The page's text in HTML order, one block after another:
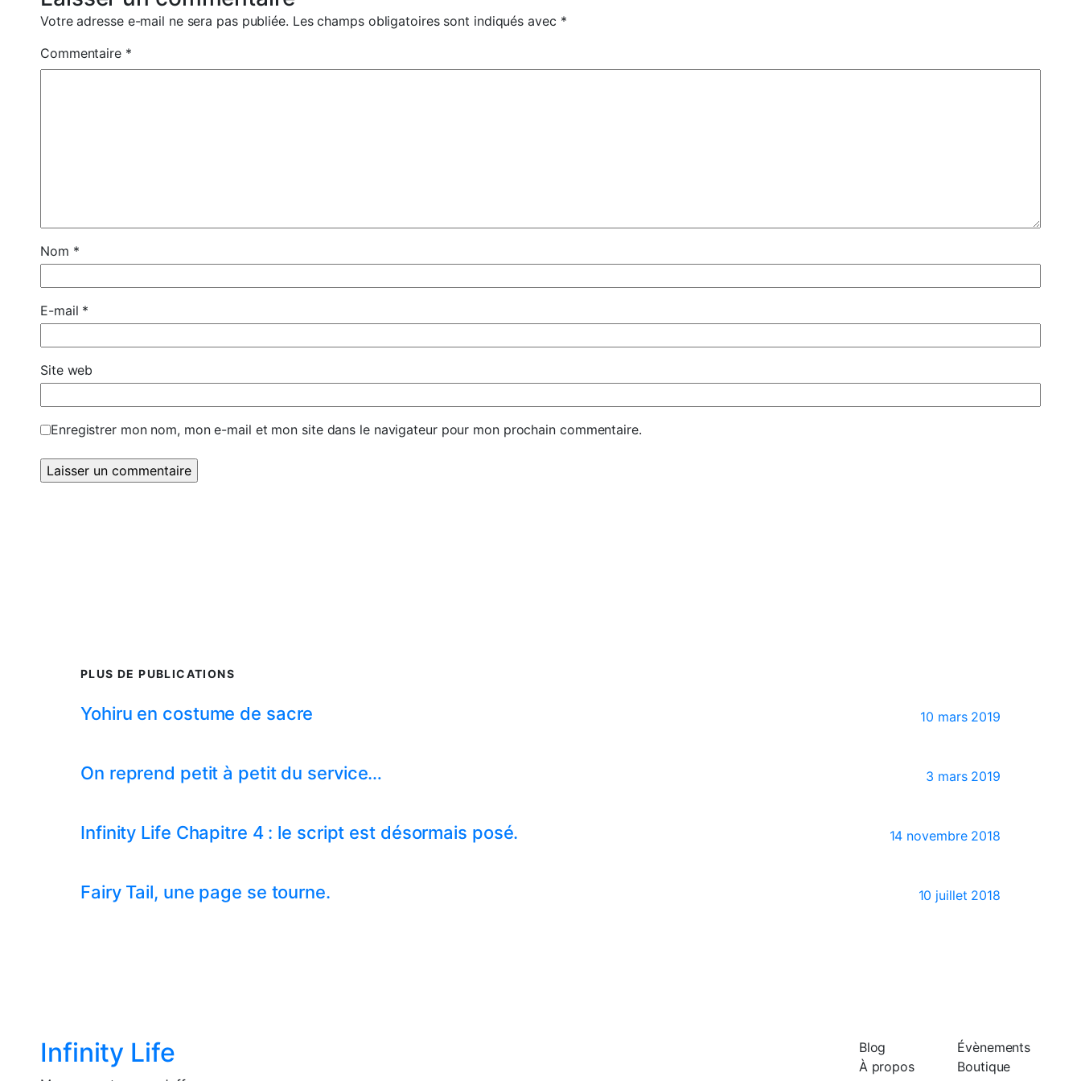
Votre adresse e-mail ne sera pas publiée. Les champs obligatoires sont indiqués avec *
Commentaire *
Nom *
E-mail *
Site web
Enregistrer mon nom, mon e-mail et mon site dans le navigateur pour mon prochain commentaire.
PLUS DE PUBLICATIONS
Yohiru en costume de sacre 10 mars 2019
On reprend petit à petit du service… 3 mars 2019
Infinity Life Chapitre 4 : le script est désormais posé. 14 novembre 2018
Fairy Tail, une page se tourne. 10 juillet 2018
Infinity Life
Blog
À propos
Évènements
Boutique